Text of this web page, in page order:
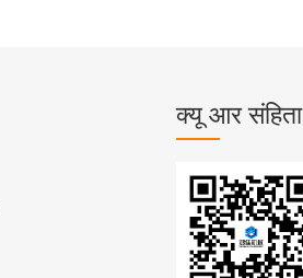
क्यू आर संहिता